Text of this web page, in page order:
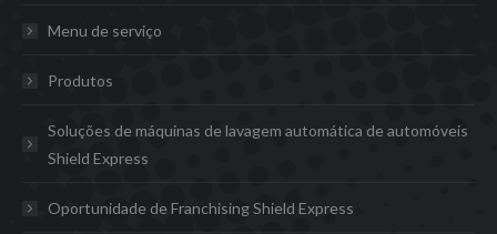
Menu de serviço
Produtos
Soluções de máquinas de lavagem automática de automóveis
Shield Express
Oportunidade de Franchising Shield Express